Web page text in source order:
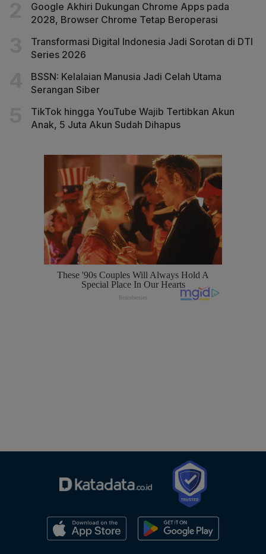
Google Akhiri Dukungan Chrome Apps pada
2028, Browser Chrome Tetap Beroperasi
Transformasi Digital Indonesia Jadi Sorotan di DTI
Series 2026
BSSN: Kelalaian Manusia Jadi Celah Utama
Serangan Siber
TikTok hingga YouTube Wajib Tertibkan Akun
Anak, 5 Juta Akun Sudah Dihapus